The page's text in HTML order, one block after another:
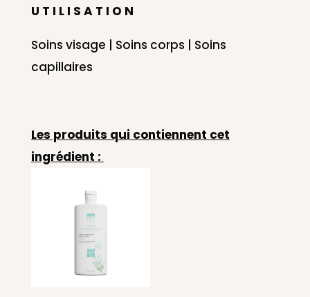
U T I L I S A T I O N
Soins visage | Soins corps | Soins
capillaires
Les produits qui contiennent cet
ingrédient :